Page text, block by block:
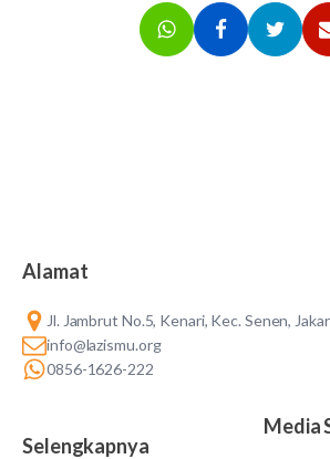
Alamat
Jl. Jambrut No.5, Kenari, Kec. Senen,
info@lazismu.org
0856-1626-222
Selengkapnya
Media